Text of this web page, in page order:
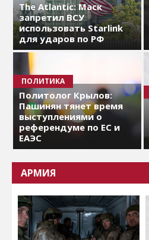
The Atlantic: Маск
запретил ВСУ
использовать Starlink
для ударов по РФ
ПОЛИТИКА
Политолог Крылов:
Пашинян тянет время
выступлениями о
референдуме по ЕС и
ЕАЭС
АРМИЯ